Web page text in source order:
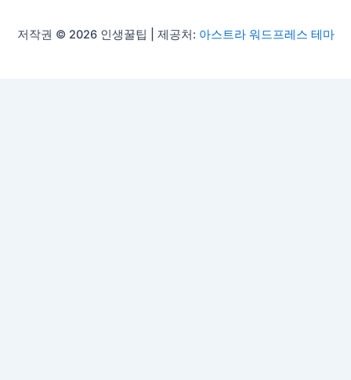
저작권 © 2026 인생꿀팁 | 제공처: 아스트라 워드프레스 테마